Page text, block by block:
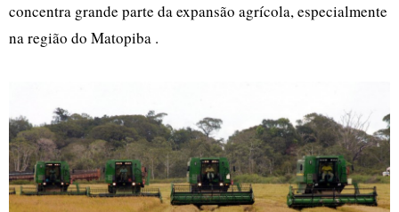
concentra grande parte da expansão agrícola, especialmente
na região do Matopiba .